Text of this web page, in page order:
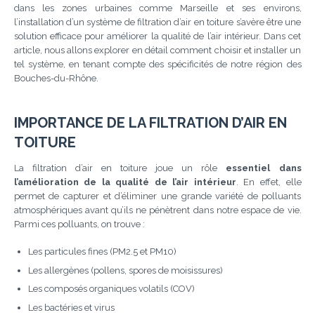
dans les zones urbaines comme Marseille et ses environs,
l’installation d’un système de filtration d’air en toiture s’avère être une
solution efficace pour améliorer la qualité de l’air intérieur. Dans cet
article, nous allons explorer en détail comment choisir et installer un
tel système, en tenant compte des spécificités de notre région des
Bouches-du-Rhône.
IMPORTANCE DE LA FILTRATION D’AIR EN
TOITURE
La filtration d’air en toiture joue un rôle essentiel dans
l’amélioration de la qualité de l’air intérieur . En effet, elle
permet de capturer et d’éliminer une grande variété de polluants
atmosphériques avant qu’ils ne pénètrent dans notre espace de vie.
Parmi ces polluants, on trouve :
Les particules fines (PM2.5 et PM10)
Les allergènes (pollens, spores de moisissures)
Les composés organiques volatils (COV)
Les bactéries et virus